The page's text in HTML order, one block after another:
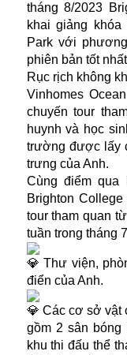
tháng 8/2023
khai giảng
Park với
phiên bản tốt
Rục rịch không
Vinhomes
chuyến tour
huynh và học
trường được lấy
trưng của Anh.
Cùng điểm qua
Brighton
tour tham quan
tuần trong tháng
Thư viện,
điển của Anh.
Các cơ sở vật
gồm 2 sân
khu thi đấu thể